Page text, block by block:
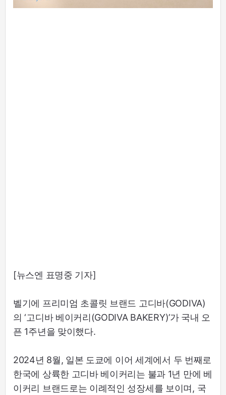
[뉴스엔 표명중 기자]
벨기에 프리미엄 초콜릿 브랜드 고디바(GODIVA)
의 ‘고디바 베이커리(GODIVA BAKERY)’가 국내 오
픈 1주년을 맞이했다.
2024년 8월, 일본 도쿄에 이어 세계에서 두 번째로
한국에 상륙한 고디바 베이커리는 불과 1년 만에 베
이커리 브랜드로는 이례적인 성장세를 보이며, 국